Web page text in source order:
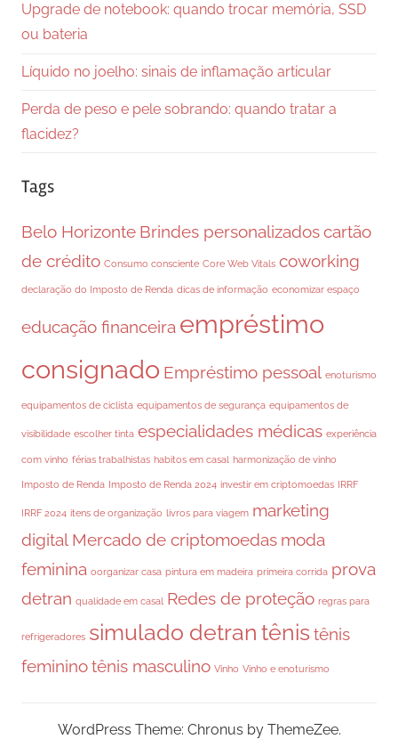
Upgrade de notebook: quando trocar memória, SSD
ou bateria
Líquido no joelho: sinais de inflamação articular
Perda de peso e pele sobrando: quando tratar a
flacidez?
Tags
Belo Horizonte Brindes personalizadoscartão
de crédito Consumo consciente Core Web Vitals coworking
declaração do Imposto de Renda dicas de informação economizar espaço
educação financeira empréstimo
consignado Empréstimo pessoal enoturismo
equipamentos de ciclista equipamentos de segurança equipamentos de
visibilidade escolher tinta especialidades médicas experiência
com vinho férias trabalhistas habitos em casal harmonização de vinho
Imposto de Renda Imposto de Renda 2024 investir em criptomoedas IRRF
IRRF 2024 itens de organização livros para viagem marketing
digital Mercado de criptomoedas moda
feminina oorganizar casa pintura em madeira primeira corrida prova
detran qualidade em casal Redes de proteção regras para
refrigeradores simulado detran tênis tênis
femininotênis masculino Vinho Vinho e enoturismo
WordPress Theme: Chronus by ThemeZee.